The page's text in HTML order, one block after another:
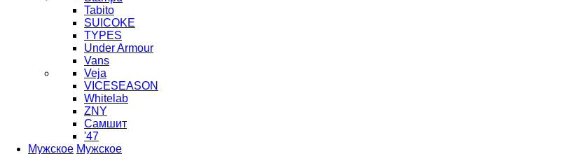
Tabito
SUICOKE
TYPES
Under Armour
Vans
Veja
VICESEASON
Whitelab
ZNY
Самшит
'47
Мужское Мужское